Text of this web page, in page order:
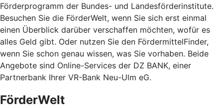
Förderprogramm der Bundes- und Landesförderinstitute.
Besuchen Sie die FörderWelt, wenn Sie sich erst einmal
einen Überblick darüber verschaffen möchten, wofür es
alles Geld gibt. Oder nutzen Sie den FördermittelFinder,
wenn Sie schon genau wissen, was Sie vorhaben. Beide
Angebote sind Online-Services der DZ BANK, einer
Partnerbank Ihrer VR-Bank Neu-Ulm eG.
FörderWelt